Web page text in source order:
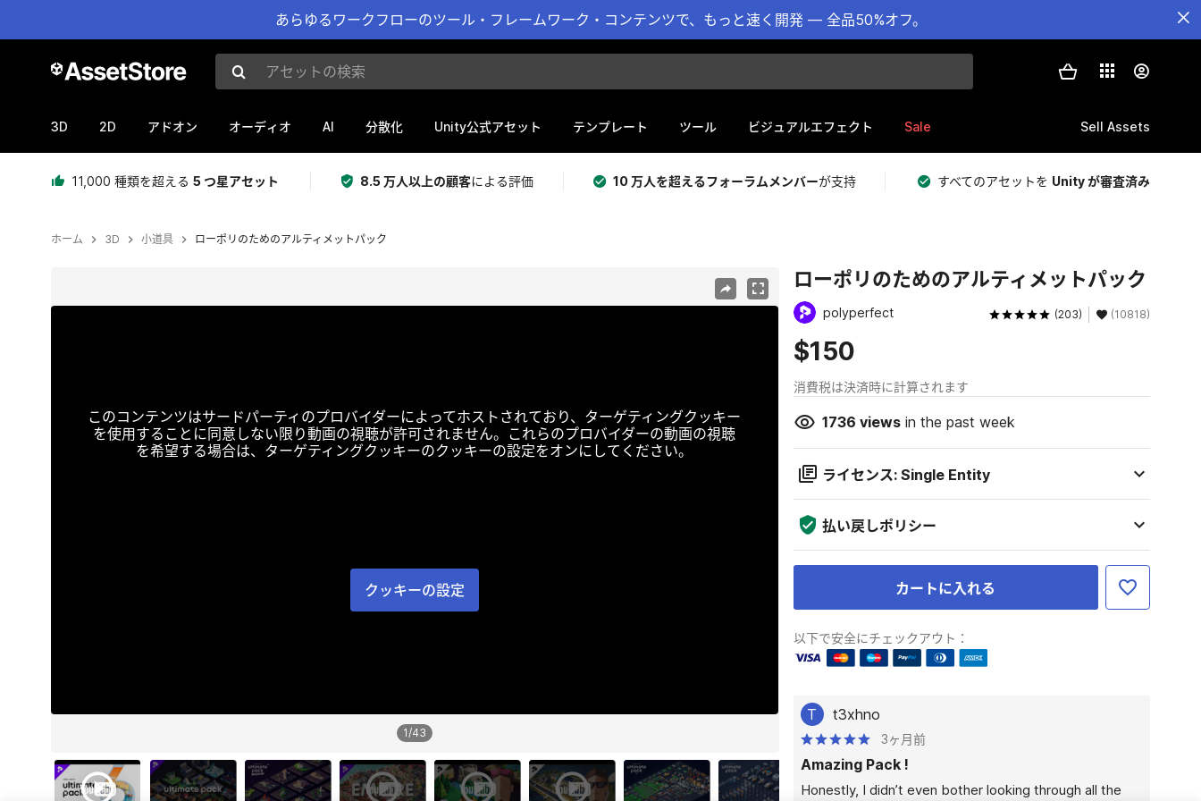
あらゆるワークフローのツール・フレームワーク・コンテンツで、もっと速く開発 — 全品50%オフ。
アセットの検索
3D 2D アドオン オーディオ AI 分散化 Unity公式アセット テンプレート ツール ビジュアルエフェクト Sale Sell Assets
11,000 種類を超える 5 つ星アセット 8.5 万人以上の顧客による評価 10 万人を超えるフォーラムメンバーが支持 すべてのアセットを Unity が審査済み
ホーム 3D 小道具 ローポリのためのアルティメットパック
このコンテンツはサードパーティのプロバイダーによってホストされており、ターゲティングクッキー
を使用することに同意しない限り動画の視聴が許可されません。これらのプロバイダーの動画の視聴
を希望する場合は、ターゲティングクッキーのクッキーの設定をオンにしてください。
クッキーの設定
1/43
ローポリのためのアルティメットパック
polyperfect (203) (10818)
$150
消費税は決済時に計算されます
1736 viewsin the past week
ライセンス: Single Entity
払い戻しポリシー
カートに入れる
以下で安全にチェックアウト：
T t3xhno
3ヶ月前
Amazing Pack !
Honestly, I didn’t even bother looking through all the